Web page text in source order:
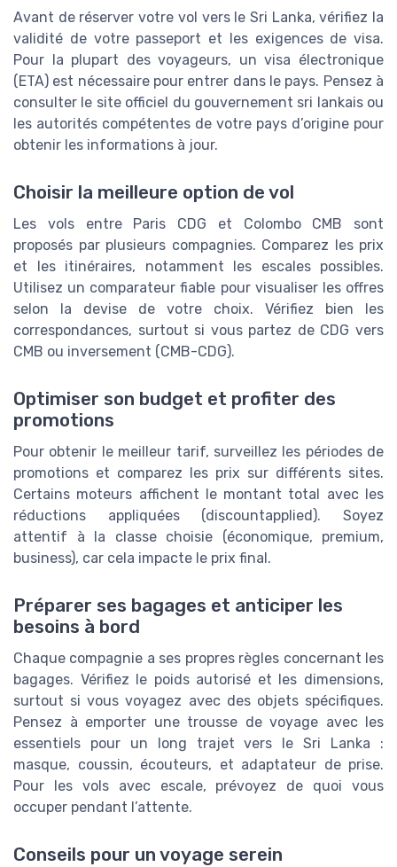
Avant de réserver votre vol vers le Sri Lanka, vérifiez la
validité de votre passeport et les exigences de visa.
Pour la plupart des voyageurs, un visa électronique
(ETA) est nécessaire pour entrer dans le pays. Pensez à
consulter le site officiel du gouvernement sri lankais ou
les autorités compétentes de votre pays d’origine pour
obtenir les informations à jour.
Choisir la meilleure option de vol
Les vols entre Paris CDG et Colombo CMB sont
proposés par plusieurs compagnies. Comparez les prix
et les itinéraires, notamment les escalespossibles.
Utilisez un comparateur fiable pour visualiser les offres
selon la devise de votre choix. Vérifiez bien les
correspondances, surtout si vous partez de CDG vers
CMB ou inversement (CMB-CDG).
Optimiser son budget et profiter des
promotions
Pour obtenir le meilleur tarif, surveillez les périodes de
promotions et comparez les prix sur différents sites.
Certains moteurs affichent le montant total avec les
réductions appliquées (discountapplied). Soyez
attentif à la classechoisie (économique, premium,
business), car cela impacte le prix final.
Préparer ses bagages et anticiper les
besoins à bord
Chaque compagnie a ses propres règles concernant les
bagages. Vérifiez le poids autorisé et les dimensions,
surtout si vous voyagez avec des objets spécifiques.
Pensez à emporter une trousse de voyage avec les
essentiels pour un long trajet vers leSri Lanka :
masque, coussin, écouteurs, et adaptateur de prise.
Pour les vols avec escale, prévoyez de quoi vous
occuper pendant l’attente.
Conseils pour un voyage serein